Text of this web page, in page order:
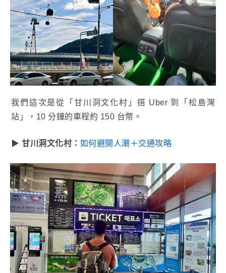
我們這次是從「甘川洞文化村」搭 Uber 到「松島灣
站」，10 分鐘的車程約 150 台幣。
▶ 甘川洞文化村： 如何避開人潮＋交通攻略